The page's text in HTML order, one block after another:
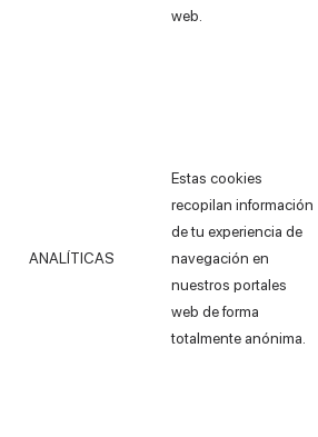
web.
ANALÍTICAS
Estas cookies
recopilan información
de tu experiencia de
navegación en
nuestros portales
web de forma
totalmente anónima.